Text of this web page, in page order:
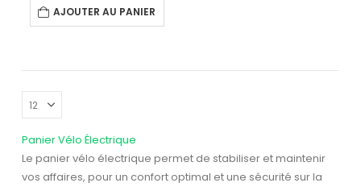
AJOUTER AU PANIER
Panier Vélo Électrique
Le panier vélo électrique permet de stabiliser et maintenir
vos affaires, pour un confort optimal et une sécurité sur la